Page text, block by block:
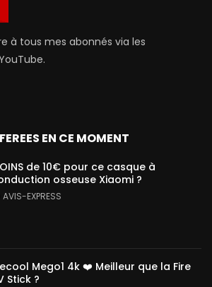
à tous mes abonnés via les
EN CE MOMENT
de 10€ pour ce casque à
osseuse Xiaomi ?
AVIS-EXPRESS
Mego1 4k ❤️ Meilleur que la Fire
Stick ?